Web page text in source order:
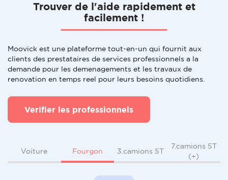
Trouver de l'aide rapidement et
facilement !
Moovick est une plateforme tout-en-un qui fournit aux
clients des prestataires de services professionnels a la
demande pour les demenagements et les travaux de
renovation en temps reel pour leurs besoins quotidiens.
Verifier les professionnels
Voiture Fourgon 3.camions 5T
7.camions 5T
(+)